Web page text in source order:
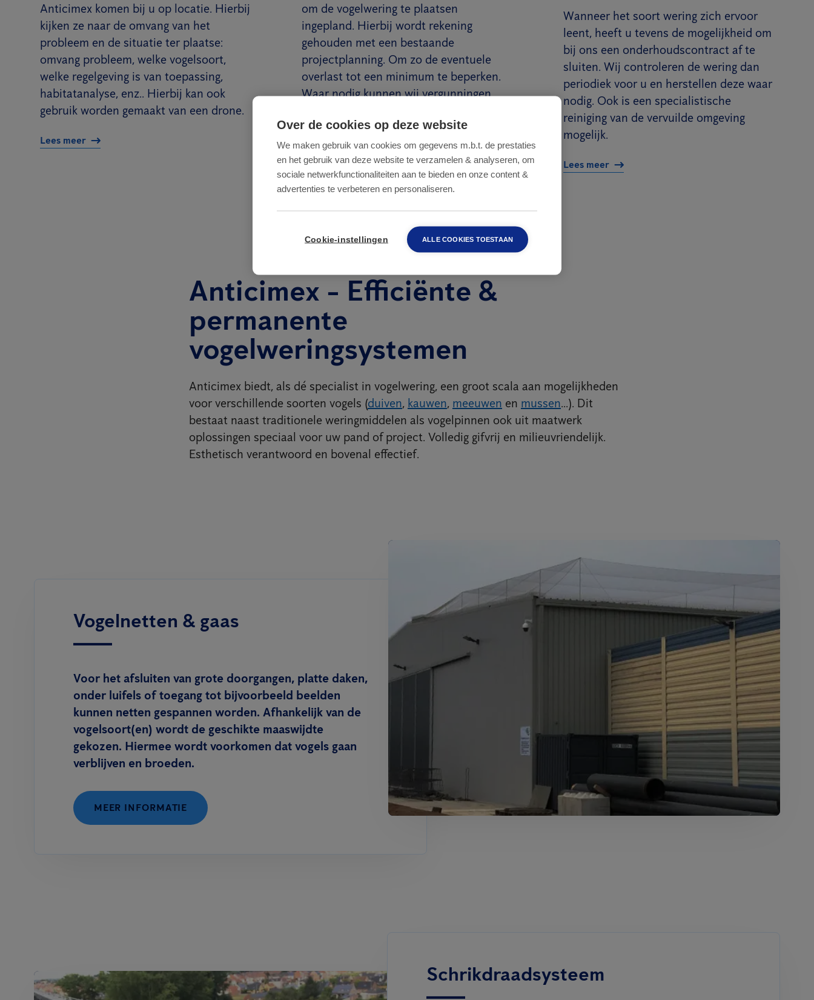
Anticimex komen bij u op locatie. Hierbij
kijken ze naar de omvang van het
probleem en de situatie ter plaatse:
omvang probleem, welke vogelsoort,
welke regelgeving is van toepassing,
habitatanalyse, enz.. Hierbij kan ook
gebruik worden gemaakt van een drone.
Lees meer
om de vogelwering te plaatsen
ingepland. Hierbij wordt rekening
gehouden met een bestaande
projectplanning. Om zo de eventuele
overlast tot een minimum te beperken.
Waar nodig kunnen wij vergunningen
buren of de gemeente.
Lees meer
Wanneer het soort wering zich ervoor
leent, heeft u tevens de mogelijkheid om
bij ons een onderhoudscontract af te
sluiten. Wij controleren de wering dan
periodiek voor u en herstellen deze waar
nodig. Ook is een specialistische
reiniging van de vervuilde omgeving
mogelijk.
Lees meer
Anticimex - Efficiënte &
permanente
vogelweringsystemen
Anticimex biedt, als dé specialist in vogelwering, een groot scala aan mogelijkheden
voor verschillende soorten vogels (duiven, kauwen, meeuwen en mussen...). Dit
bestaat naast traditionele weringmiddelen als vogelpinnen ook uit maatwerk
oplossingen speciaal voor uw pand of project. Volledig gifvrij en milieuvriendelijk.
Esthetisch verantwoord en bovenal effectief.
Vogelnetten & gaas
Voor het afsluiten van grote doorgangen, platte daken,
onder luifels of toegang tot bijvoorbeeld beelden
kunnen netten gespannen worden. Afhankelijk van de
vogelsoort(en) wordt de geschikte maaswijdte
gekozen. Hiermee wordt voorkomen dat vogels gaan
verblijven en broeden.
MEER INFORMATIE
Schrikdraadsysteem
Over de cookies op deze website
We maken gebruik van cookies om gegevens m.b.t. de prestaties
en het gebruik van deze website te verzamelen & analyseren, om
sociale netwerkfunctionaliteiten aan te bieden en onze content &
advertenties te verbeteren en personaliseren.
Cookie-instellingen ALLE COOKIES TOESTAAN